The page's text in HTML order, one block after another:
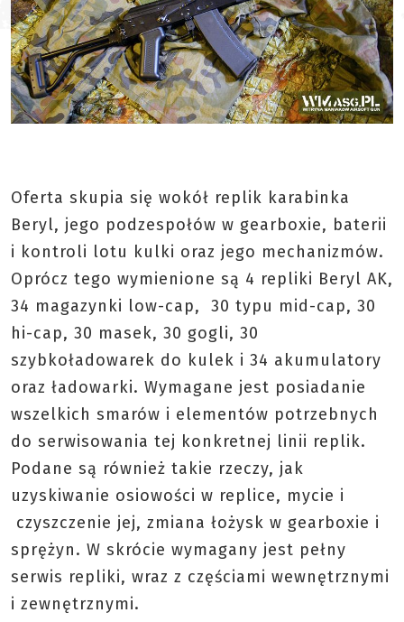
Oferta skupia się wokół replik karabinka
Beryl, jego podzespołów w gearboxie, baterii
i kontroli lotu kulki oraz jego mechanizmów.
Oprócz tego wymienione są 4 repliki Beryl AK,
34 magazynki low-cap, 30 typu mid-cap, 30
hi-cap, 30 masek, 30 gogli, 30
szybkoładowarek do kulek i 34 akumulatory
oraz ładowarki. Wymagane jest posiadanie
wszelkich smarów i elementów potrzebnych
do serwisowania tej konkretnej linii replik.
Podane są również takie rzeczy, jak
uzyskiwanie osiowości w replice, mycie i
czyszczenie jej, zmiana łożysk w gearboxie i
sprężyn. W skrócie wymagany jest pełny
serwis repliki, wraz z częściami wewnętrznymi
i zewnętrznymi.